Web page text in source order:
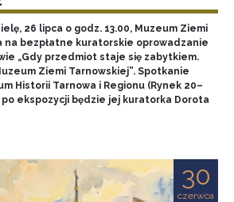
26 lipca o godz. 13.00, Muzeum Ziemi
na bezpłatne kuratorskie oprowadzanie
„Gdy przedmiot staje się zabytkiem.
Ziemi Tarnowskiej”. Spotkanie
Historii Tarnowa i Regionu (Rynek 20–
ekspozycji będzie jej kuratorka Dorota
30
czerwca